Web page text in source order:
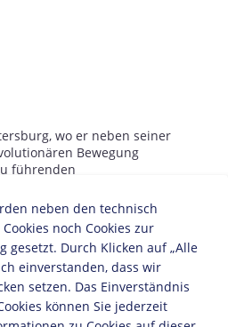
wo er neben seiner
Bewegung
führenden
(1873-1923), dem späteren
Lenin den "Kampfbund
einen der Vorläufer
Arbeiterpartei Russlands
neben den technisch
noch Cookies zur
gesetzt. Durch Klicken auf „Alle
einverstanden, dass wir
setzen. Das Einverständnis
können Sie jederzeit